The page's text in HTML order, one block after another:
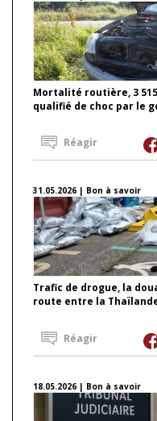
Mortalité routière, 3
qualifié de choc par le
Réagir
31.05.2026 | Bon à savoir
Trafic de drogue, la
route entre la
Réagir
18.05.2026 | Bon à savoir